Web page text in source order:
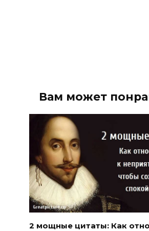
Вам может
2 мощные цитаты: Как